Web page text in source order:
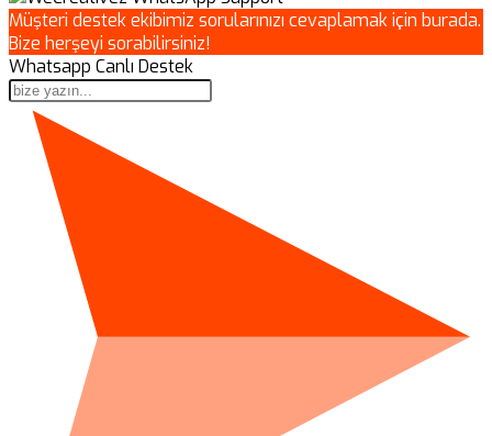
Müşteri destek ekibimiz sorularınızı cevaplamak için burada.
Bize herşeyi sorabilirsiniz!
Whatsapp Canlı Destek